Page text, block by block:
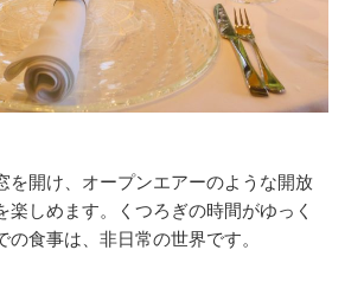
を開け、オープンエアーのような開放
楽しめます。くつろぎの時間がゆっく
の食事は、非日常の世界です。